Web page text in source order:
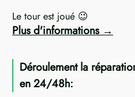
Le tour est joué 😉
Plus d'informations
Déroulement la
en 24/48h: